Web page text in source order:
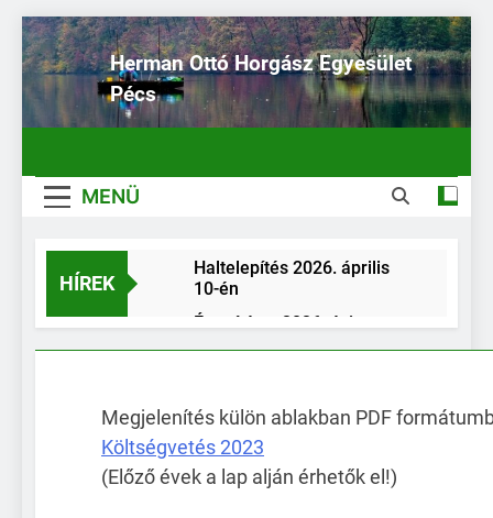
Ugrás
a
tartalomra
MENÜ
HÍREK
Haltelepítés 2026. április
10-én
Értesítés a 2026. évi
rendezvények időpontjairól
(E-fogási napló)
2025.11.26
Haltelepítés a MOHOSZ
Megjelenítés külön ablakban PDF
Költségvetés 2023
(Előző évek a lap alján érhetők el!)
Herman Ottó Horgász Egyesület
Pécs